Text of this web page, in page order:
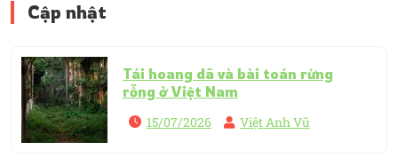
Cập nhật
Tái hoang dã và bài toán rừng
rỗng ở Việt Nam
15/07/2026 Việt Anh Vũ